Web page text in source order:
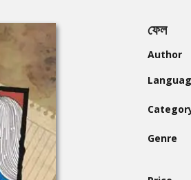
Humayun Ahmed
Mouri Morium
ফেল
Author
Genre